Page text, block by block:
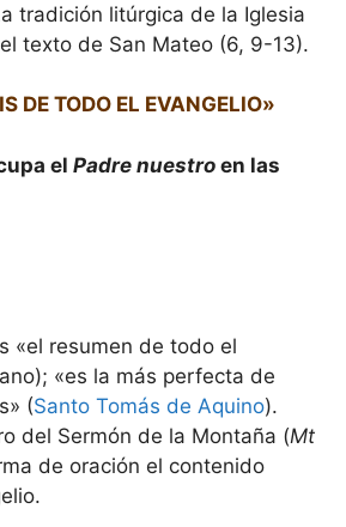
tradición litúrgica de la Iglesia
texto de San Mateo (6, 9-13).
DE TODO EL EVANGELIO»
el Padre nuestro en las
«el resumen de todo el
«es la más perfecta de
(Santo Tomás de Aquino).
del Sermón de la Montaña (Mt
de oración el contenido